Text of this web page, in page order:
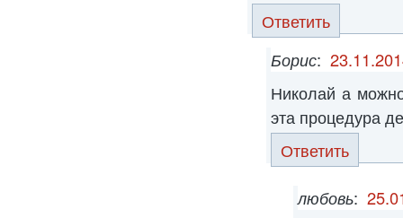
Ответить
Борис:
Николай а
эта процедура
Ответить
любовь: